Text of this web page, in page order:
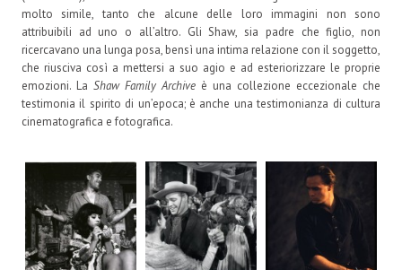
molto simile, tanto che alcune delle loro immagini non sono
attribuibili ad uno o all’altro. Gli Shaw, sia padre che figlio, non
ricercavano una lunga posa, bensì una intima relazione con il soggetto,
che riusciva così a mettersi a suo agio e ad esteriorizzare le proprie
emozioni. La Shaw Family Archive è una collezione eccezionale che
testimonia il spirito di un’epoca; è anche una testimonianza di cultura
cinematografica e fotografica.